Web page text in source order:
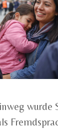
wurde